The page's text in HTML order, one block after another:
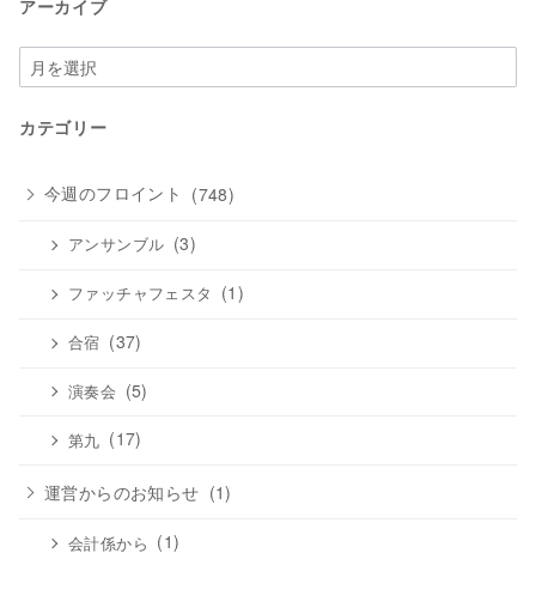
アーカイブ
ア
ー
イ
カテゴリー
今週のフロイント (748)
アンサンブル (3)
ファッチャフェスタ (1)
合宿 (37)
演奏会 (5)
第九 (17)
運営からのお知らせ (1)
会計係から (1)